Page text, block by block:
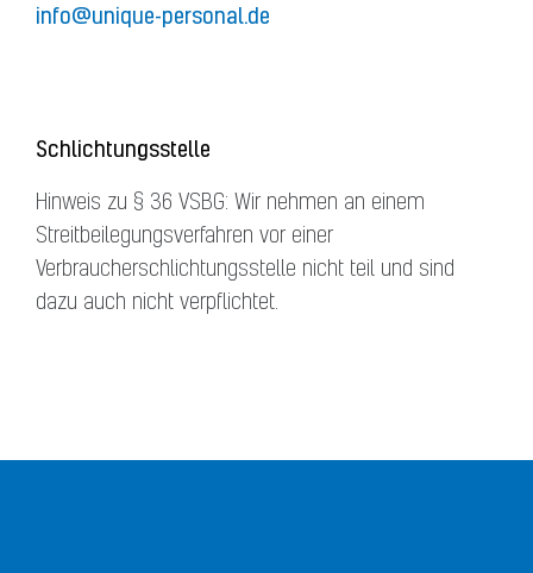
info@unique-personal.de
Schlichtungsstelle
Hinweis zu § 36 VSBG: Wir nehmen an einem
Streitbeilegungsverfahren vor einer
Verbraucherschlichtungsstelle nicht teil und sind
dazu auch nicht verpflichtet.